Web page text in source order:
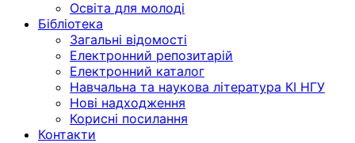
Освіта для молоді
Бібліотека
Загальні відомості
Електронний репозитарій
Електронний каталог
Навчальна та наукова література КІ НГУ
Нові надходження
Корисні посилання
Контакти